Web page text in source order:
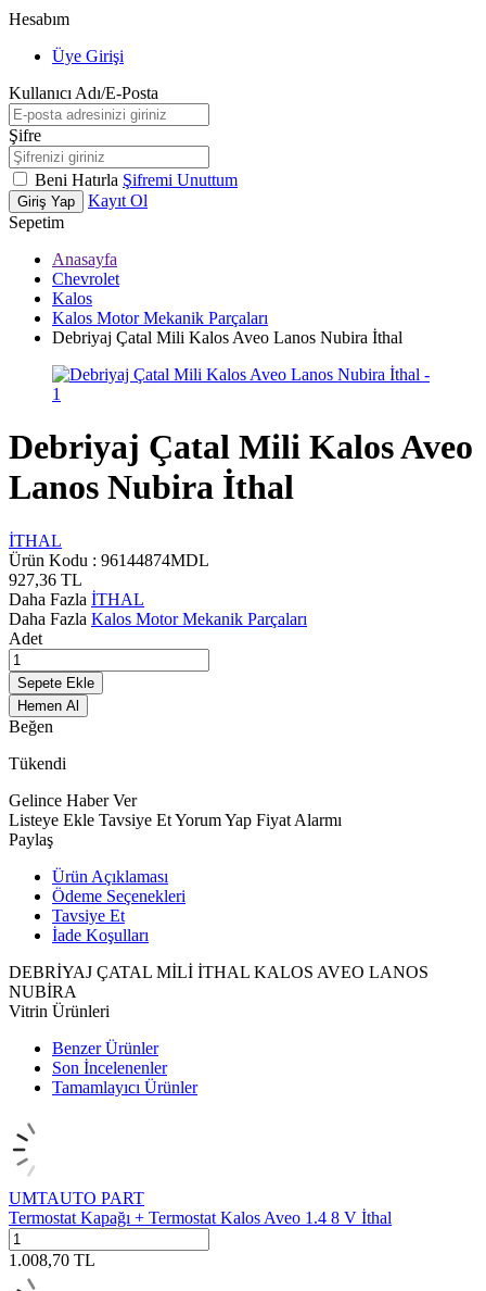
Hesabım
Üye Girişi
Kullanıcı Adı/E-Posta
Şifre
Beni Hatırla Şifremi Unuttum
Giriş Yap
Kayıt Ol
Sepetim
Anasayfa
Chevrolet
Kalos
Kalos Motor Mekanik Parçaları
Debriyaj Çatal Mili Kalos Aveo Lanos Nubira İthal
Debriyaj Çatal Mili Kalos Aveo
Lanos Nubira İthal
İTHAL
Ürün Kodu : 96144874MDL
927,36 TL
Daha Fazla İTHAL
Daha Fazla Kalos Motor Mekanik Parçaları
Adet
Sepete Ekle
Hemen Al
Beğen
Tükendi
Gelince Haber Ver
Listeye Ekle Tavsiye EtYorum Yap Fiyat Alarmı
Paylaş
Ürün Açıklaması
Ödeme Seçenekleri
Tavsiye Et
İade Koşulları
DEBRİYAJ ÇATAL MİLİ İTHAL KALOS AVEO LANOS
NUBİRA
Vitrin Ürünleri
Benzer Ürünler
Son İncelenenler
Tamamlayıcı Ürünler
UMTAUTO PART
Termostat Kapağı + Termostat Kalos Aveo 1.4 8 V İthal
1.008,70 TL